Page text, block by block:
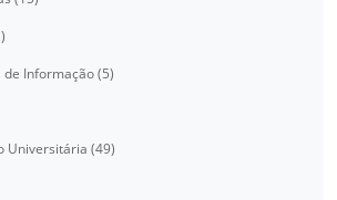
de Informação (5)
Universitária (49)